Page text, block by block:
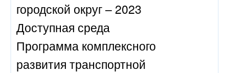
городской округ – 2023
Доступная среда
Программа комплексного
развития транспортной